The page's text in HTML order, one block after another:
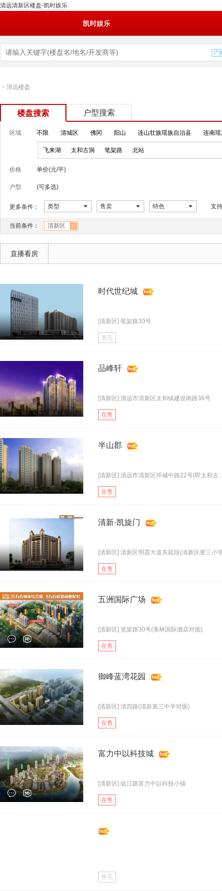
清远清新区楼盘-凯时娱乐
凯时娱乐
> 清远楼盘
楼盘搜索 户型搜索
区域 不限 清城区 佛冈 阳山 连山壮族瑶族自治县 连南
飞来湖 太和古洞 笔架路 北站
价格 单价(元/平)
户型 (可多选)
更多条件： 类型 售卖 特色 支
当前条件： 清新区
直播看房
时代世纪城
[清新区] 笔架路30号
售完
品峰轩
[清新区] 清远市清新区太和镇建设南路36号
在售
半山郡
[清新区] 清远市清新区环城中路22号(即太和古
在售
清新·凯旋门
[清新区] 清新区明霞大道东延段(清新区第三小
在售
五洲国际广场
[清新区] 笔架路30号(美林国际酒店对面)
在售
御峰蓝湾花园
[清新区] 清四路(清新第三中学对面)
在售
富力中以科技城
[清新区] 临江路富力中以科技小镇
在售
售完